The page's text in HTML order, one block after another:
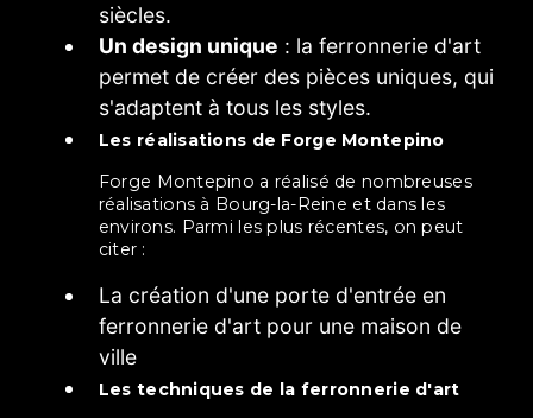
siècles.
Un design unique : la ferronnerie d'art
permet de créer des pièces uniques, qui
s'adaptent à tous les styles.
Les réalisations de Forge Montepino
Forge Montepino a réalisé de nombreuses
réalisations à Bourg-la-Reine et dans les
environs. Parmi les plus récentes, on peut
citer :
La création d'une porte d'entrée en
ferronnerie d'art pour une maison de
ville
Les techniques de la ferronnerie d'art